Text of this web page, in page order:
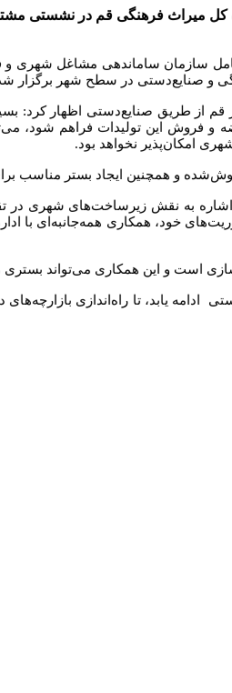
میراث فرهنگی قم در نشستی
سازمان ساماندهی مشاغل شهری و
و صنایع‌دستی در سطح شهر برگزار
از طریق صنایع‌دستی اظهار کرد:
و فروش این تولیدات فراهم
امکان‌پذیر نخواهد بود.
و همچنین ایجاد بستر مناسب
به نقش زیرساخت‌های شهری در
خود، همکاری همه‌جانبه‌ای با اداره
و این همکاری می‌تواند بستری
یابد، تا راه‌اندازی